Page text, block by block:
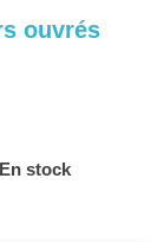
ouvrés
En stock